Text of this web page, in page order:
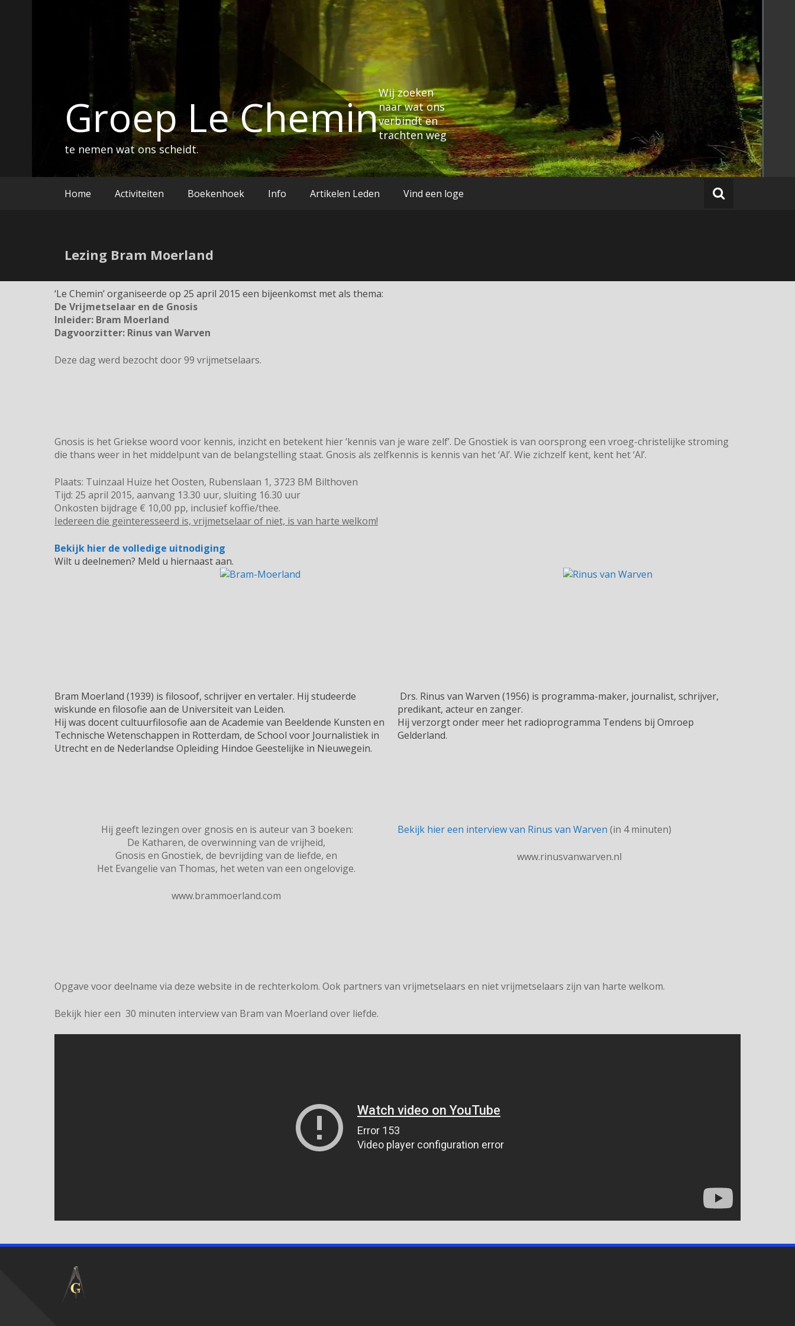
Groep Le CheminWij zoeken
naar wat ons
verbindt en
trachten weg
te nemen wat ons scheidt.
Home Activiteiten Boekenhoek Info Artikelen Leden Vind een loge
Lezing Bram Moerland
‘Le Chemin’ organiseerde op 25 april 2015 een bijeenkomst met als thema:
De Vrijmetselaar en de Gnosis
Inleider: Bram Moerland
Dagvoorzitter: Rinus van Warven
Deze dag werd bezocht door 99 vrijmetselaars.
Gnosis is het Griekse woord voor kennis, inzicht en betekent hier ‘kennis van je ware zelf’. De Gnostiek is van oorsprong een vroeg-christelijke stroming
die thans weer in het middelpunt van de belangstelling staat. Gnosis als zelfkennis is kennis van het ‘Al’. Wie zichzelf kent, kent het ‘Al’.
Plaats: Tuinzaal Huize het Oosten, Rubenslaan 1, 3723 BM Bilthoven
Tijd: 25 april 2015, aanvang 13.30 uur, sluiting 16.30 uur
Onkosten bijdrage € 10,00 pp, inclusief koffie/thee.
Iedereen die geïnteresseerd is, vrijmetselaar of niet, is van harte welkom!
Bekijk hier de volledige uitnodiging
Wilt u deelnemen? Meld u hiernaast aan.
Bram Moerland (1939) is filosoof, schrijver en vertaler. Hij studeerde
wiskunde en filosofie aan de Universiteit van Leiden.
Hij was docent cultuurfilosofie aan de Academie van Beeldende Kunsten en
Technische Wetenschappen in Rotterdam, de School voor Journalistiek in
Utrecht en de Nederlandse Opleiding Hindoe Geestelijke in Nieuwegein.
Drs. Rinus van Warven (1956) is programma-maker, journalist, schrijver,
predikant, acteur en zanger.
Hij verzorgt onder meer het radioprogramma Tendens bij Omroep
Gelderland.
Hij geeft lezingen over gnosis en is auteur van 3 boeken:
De Katharen, de overwinning van de vrijheid,
Gnosis en Gnostiek, de bevrijding van de liefde, en
Het Evangelie van Thomas, het weten van een ongelovige.
www.brammoerland.com
Bekijk hier een interview van Rinus van Warven (in 4 minuten)
www.rinusvanwarven.nl
Opgave voor deelname via deze website in de rechterkolom. Ook partners van vrijmetselaars en niet vrijmetselaars zijn van harte welkom.
Bekijk hier een 30 minuten interview van Bram van Moerland over liefde.